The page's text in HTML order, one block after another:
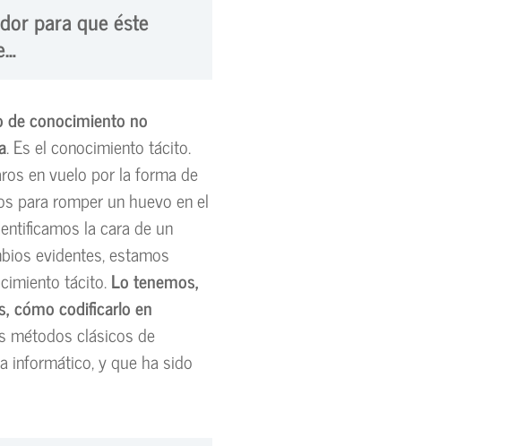
para que éste
de conocimiento no
. Es el conocimiento tácito.
en vuelo por la forma de
para romper un huevo en el
la cara de un
evidentes, estamos
tácito.Lo tenemos,
cómo codificarlo en
métodos clásicos de
informático, y que ha sido